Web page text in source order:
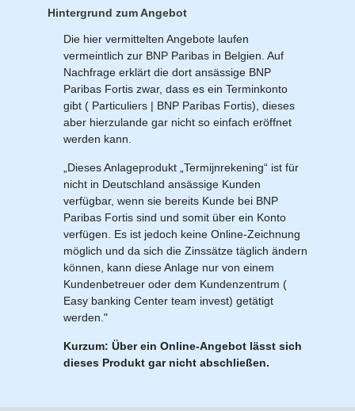
Hintergrund zum Angebot
Die hier vermittelten Angebote laufen
vermeintlich zur BNP Paribas in Belgien. Auf
Nachfrage erklärt die dort ansässige BNP
Paribas Fortis zwar, dass es ein Terminkonto
gibt ( Particuliers | BNP Paribas Fortis), dieses
aber hierzulande gar nicht so einfach eröffnet
werden kann.
„Dieses Anlageprodukt „Termijnrekening“ ist für
nicht in Deutschland ansässige Kunden
verfügbar, wenn sie bereits Kunde bei BNP
Paribas Fortis sind und somit über ein Konto
verfügen. Es ist jedoch keine Online-Zeichnung
möglich und da sich die Zinssätze täglich ändern
können, kann diese Anlage nur von einem
Kundenbetreuer oder dem Kundenzentrum (
Easy banking Center team invest) getätigt
werden."
Kurzum: Über ein Online-Angebot lässt sich
dieses Produkt gar nicht abschließen.